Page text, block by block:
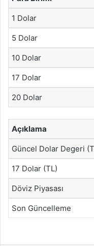
1 Dolar
5 Dolar
10 Dolar
17 Dolar
20 Dolar
Açıklama
Güncel Dolar Degeri
17 Dolar (TL)
Döviz Piyasası
Son Güncelleme